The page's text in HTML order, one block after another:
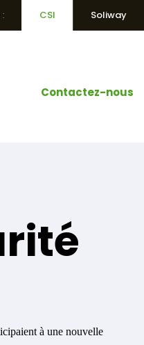
CSI Soliway
Contactez-nous
à une nouvelle